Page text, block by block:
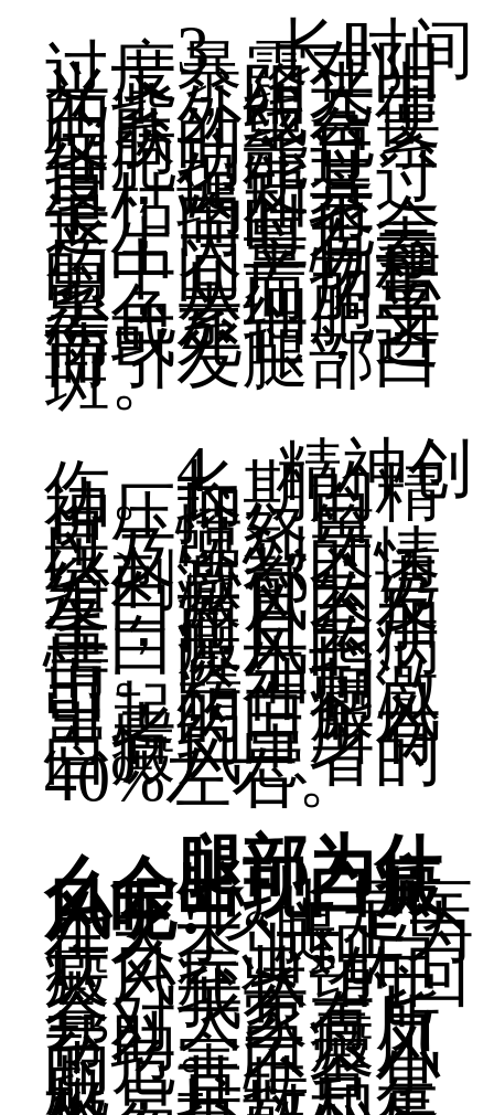
3、长时间
过度暴露在阳
光下，阳光中
的紫外线会使
皮肤的黑色素
细胞功能过
度，促使其过
早枯竭和衰
退，同时也会
产生大量有毒
的中间产物积
累，从而加重
黑色素细胞受
伤或死亡，进
而引发腿部白
斑。
4、精神创
伤。长期的精
神压抑、自
卑、愤怒等，
以及强烈的情
绪刺激都会诱
发白癜风的发
生，而且会加
重白癜风的病
情。医生指
出，精神刺激
引起的白癜风
患者约占所有
白癜风患者的
40%左右。
腿部为什
么会出现白癜
风呢?以上是医
生关于“腿上为
什么会出现白
癜风症状”的回
答。我希望它
会对大家有所
帮助。白癜风
的危害不容小
觑，其特点是